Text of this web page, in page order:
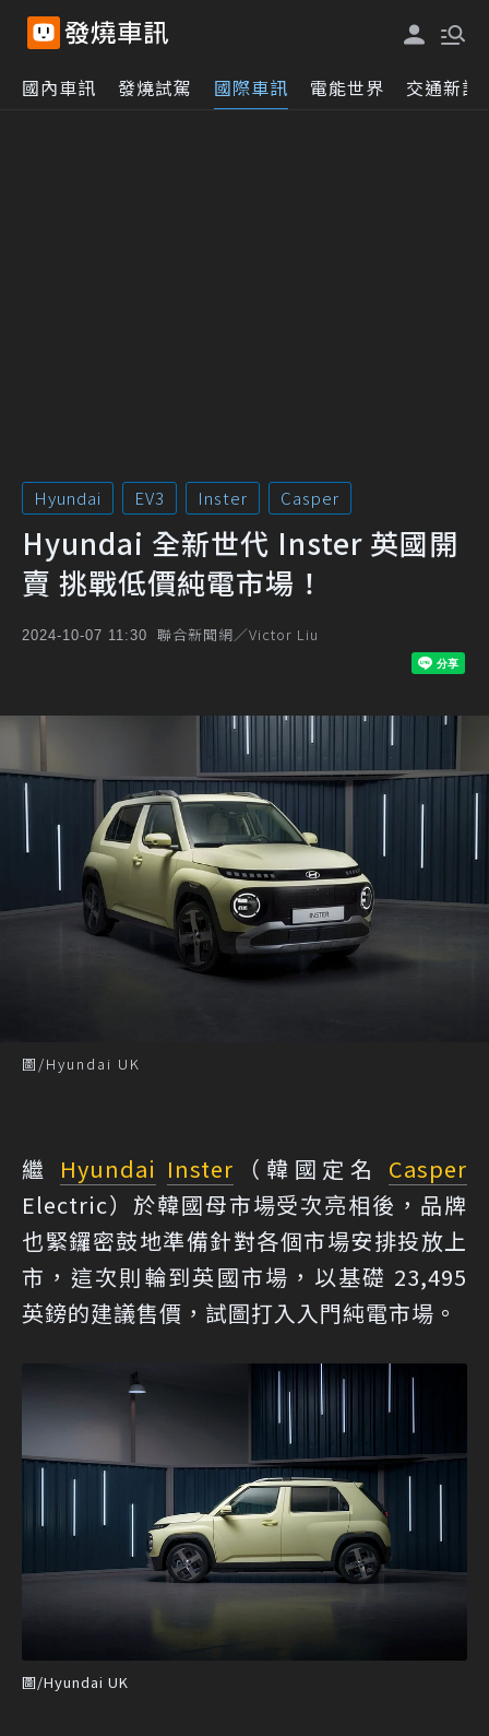
國內車訊 發燒試駕 國際車訊 電能世界 交通新訊
Hyundai EV3 Inster Casper
Hyundai 全新世代 Inster 英國開
賣 挑戰低價純電市場！
2024-10-07 11:30 聯合新聞網／Victor Liu
圖/Hyundai UK
繼 Hyundai Inster （韓國定名 Casper
Electric）於韓國母市場受次亮相後，品牌
也緊鑼密鼓地準備針對各個市場安排投放上
市，這次則輪到英國市場，以基礎 23,495
英鎊的建議售價，試圖打入入門純電市場。
圖/Hyundai UK